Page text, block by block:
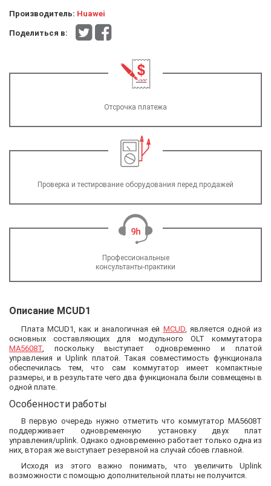
Производитель: Huawei
Поделиться в:
Отсрочка платежа
Проверка и тестирование оборудования перед продажей
Профессиональные
консультанты-практики
Описание MCUD1
Плата MCUD1, как и аналогичная ей MCUD, является одной из
основных составляющих для модульного OLT коммутатора
MA5608T, поскольку выступает одновременно и платой
управления и Uplink платой. Такая совместимость функционала
обеспечилась тем, что сам коммутатор имеет компактные
размеры, и в результате чего два функционала были совмещены в
одной плате.
Особенности работы
В первую очередь нужно отметить что коммутатор MA5608T
поддерживает одновременную установку двух плат
управления/uplink. Однако одновременно работает только одна из
них, вторая же выступает резервной на случай сбоев главной.
Исходя из этого важно понимать, что увеличить Uplink
возможности с помощью дополнительной платы не получится.